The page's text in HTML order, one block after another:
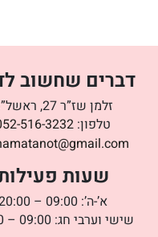
דברים שחשוב
זלמן שז”ר 27, ראשל”צ
טלפון: 516-3232
שעות
א’-ה’: 09:00 – 20:00
שישי וערבי חג: 09:00 – 14:00